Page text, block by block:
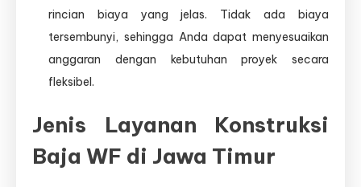
rincian biaya yang jelas. Tidak ada biaya
tersembunyi, sehingga Anda dapat menyesuaikan
anggaran dengan kebutuhan proyek secara
fleksibel.
Jenis Layanan Konstruksi
Baja WF di Jawa Timur